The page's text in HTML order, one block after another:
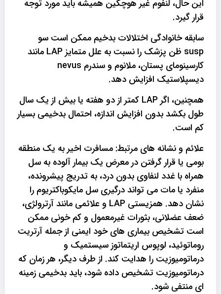
این حال، لنفوم غیر هوچکین همیشه باید مورد توجه
قرار گیرد.
سابقه خانوادگی اختلالات بدخیم ممکن است سو
susp ظن پزشک را نسبت به علل متمایز LAP مانند
کارسینومای پستان، ملانوم و سندرم nevus
دیسپلاستیک افزایش دهد.
همچنین، اگر LAP کمتر از دو هفته یا بیش از یک سال
طول بکشد بدون افزایش اندازه، احتمال بدخیمی بسیار
کم است.
علائم و نشانه های مرتبط: مسافرت اخیر به یک منطقه
بومی یا قرار گرفتن در معرض یک بیمار آلوده به سل
همراه با غدد لنفاوی بدون درد، به تدریج پیشرونده،
منفرد یا مات می تواند درگیری سل مایکوباکتریوم را
نشان دهد. همزیستی LAP و علائمی مانند آرترولژی،
ضعف عضلانی، بثورات غیرمعمول و کم خونی ممکن
است تشخیص بیماری های خود ایمنی از جمله آرتریت
روماتوئید، لوپوس اریتماتوز سیستمیک و
درماتومیوزیت را هدایت کند. از طرف دیگر، هر زمان که
درماتومیوزیت تشخیص داده شود، باید بدخیمی زمینه
ای منتفی شود.